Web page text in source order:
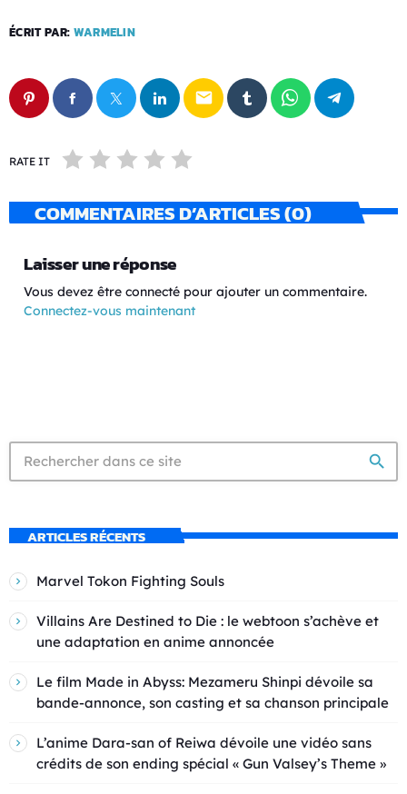
ÉCRIT PAR: WARMELIN
email
RATE IT
COMMENTAIRES D’ARTICLES (0)
Laisser une réponse
Vous devez être connecté pour ajouter un commentaire.
Connectez-vous maintenant
search
ARTICLES RÉCENTS
Marvel Tokon Fighting Souls
Villains Are Destined to Die : le webtoon s’achève et
une adaptation en anime annoncée
Le film Made in Abyss: Mezameru Shinpi dévoile sa
bande-annonce, son casting et sa chanson principale
L’anime Dara-san of Reiwa dévoile une vidéo sans
crédits de son ending spécial « Gun Valsey’s Theme »